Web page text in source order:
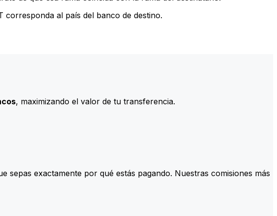
corresponda al país del banco de destino.
, maximizando el valor de tu transferencia.
sepas exactamente por qué estás pagando. Nuestras comisiones más